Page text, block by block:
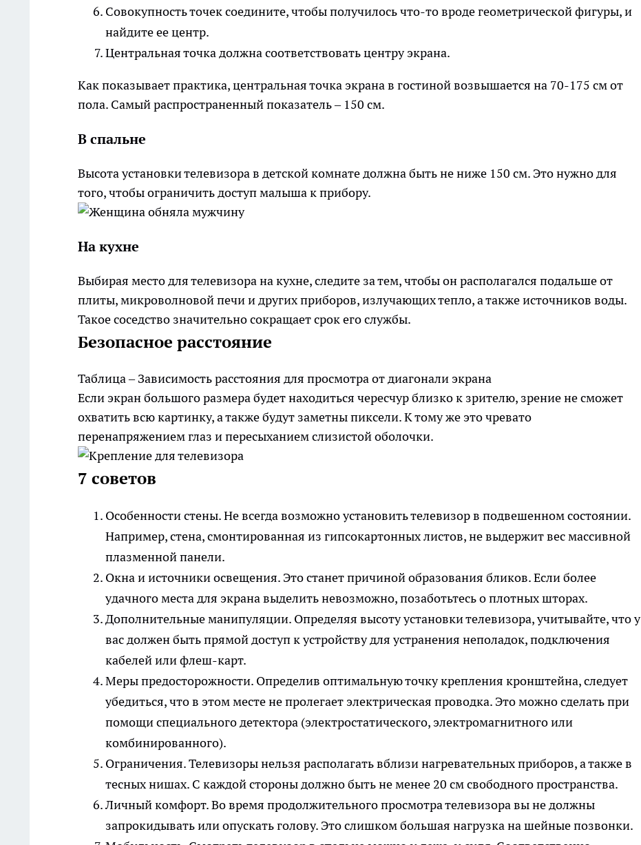
Совокупность точек соедините, чтобы получилось что-то вроде геометрической фигуры, и
найдите ее центр.
Центральная точка должна соответствовать центру экрана.
Как показывает практика, центральная точка экрана в гостиной возвышается на 70-175 см от
пола. Самый распространенный показатель – 150 см.
В спальне
Высота установки телевизора в детской комнате должна быть не ниже 150 см. Это нужно для
того, чтобы ограничить доступ малыша к прибору.
На кухне
Выбирая место для телевизора на кухне, следите за тем, чтобы он располагался подальше от
плиты, микроволновой печи и других приборов, излучающих тепло, а также источников воды.
Такое соседство значительно сокращает срок его службы.
Безопасное расстояние
Таблица – Зависимость расстояния для просмотра от диагонали экрана
Если экран большого размера будет находиться чересчур близко к зрителю, зрение не сможет
охватить всю картинку, а также будут заметны пиксели. К тому же это чревато
перенапряжением глаз и пересыханием слизистой оболочки.
7 советов
Особенности стены.Не всегда возможно установить телевизор в подвешенном состоянии.
Например, стена, смонтированная из гипсокартонных листов, не выдержит вес массивной
плазменной панели.
Окна и источники освещения. Это станет причиной образования бликов. Если более
удачного места для экрана выделить невозможно, позаботьтесь о плотных шторах.
Дополнительные манипуляции. Определяя высоту установки телевизора, учитывайте, что у
вас должен быть прямой доступ к устройству для устранения неполадок, подключения
кабелей или флеш-карт.
Меры предосторожности. Определив оптимальную точку крепления кронштейна, следует
убедиться, что в этом месте не пролегает электрическая проводка. Это можно сделать при
помощи специального детектора (электростатического, электромагнитного или
комбинированного).
Ограничения.Телевизоры нельзя располагать вблизи нагревательных приборов, а также в
тесных нишах. С каждой стороны должно быть не менее 20 см свободного пространства.
Личный комфорт.Во время продолжительного просмотра телевизора вы не должны
запрокидывать или опускать голову. Это слишком большая нагрузка на шейные позвонки.